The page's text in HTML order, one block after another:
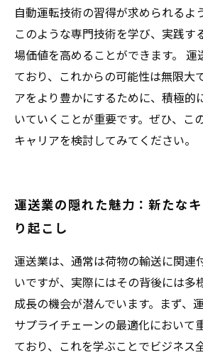
自動運転技術の習得が求められるよ
このような専門技術を学び、実践す
場価値を高めることができます。 運
ており、これからの可能性は無限大
アをより豊かにするために、積極的
いていくことが重要です。ぜひ、こ
キャリアを検討してみてください。
運送業の隠れた魅力：新たな
り起こし
運送業は、通常は荷物の輸送に関連
いですが、実際にはその背後には多
成長の機会が潜んでいます。まず、
サプライチェーンの最適化において
ており、これを学ぶことでビジネス